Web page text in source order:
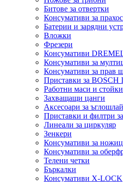
Битове за отвертки
Консумативи за
Батерии и зарядни
Вложки
Фрезери
Консумативи
Консумативи за
Консумативи за прав
Приставки за BOSCH
Работни маси и
Захващащи цанги
Аксесоари за
Приставки и филтри
Линеали за циркуляр
Зенкери
Консумативи за
Консумативи за
Телени четки
Бъркалки
Консумативи X-LOCK